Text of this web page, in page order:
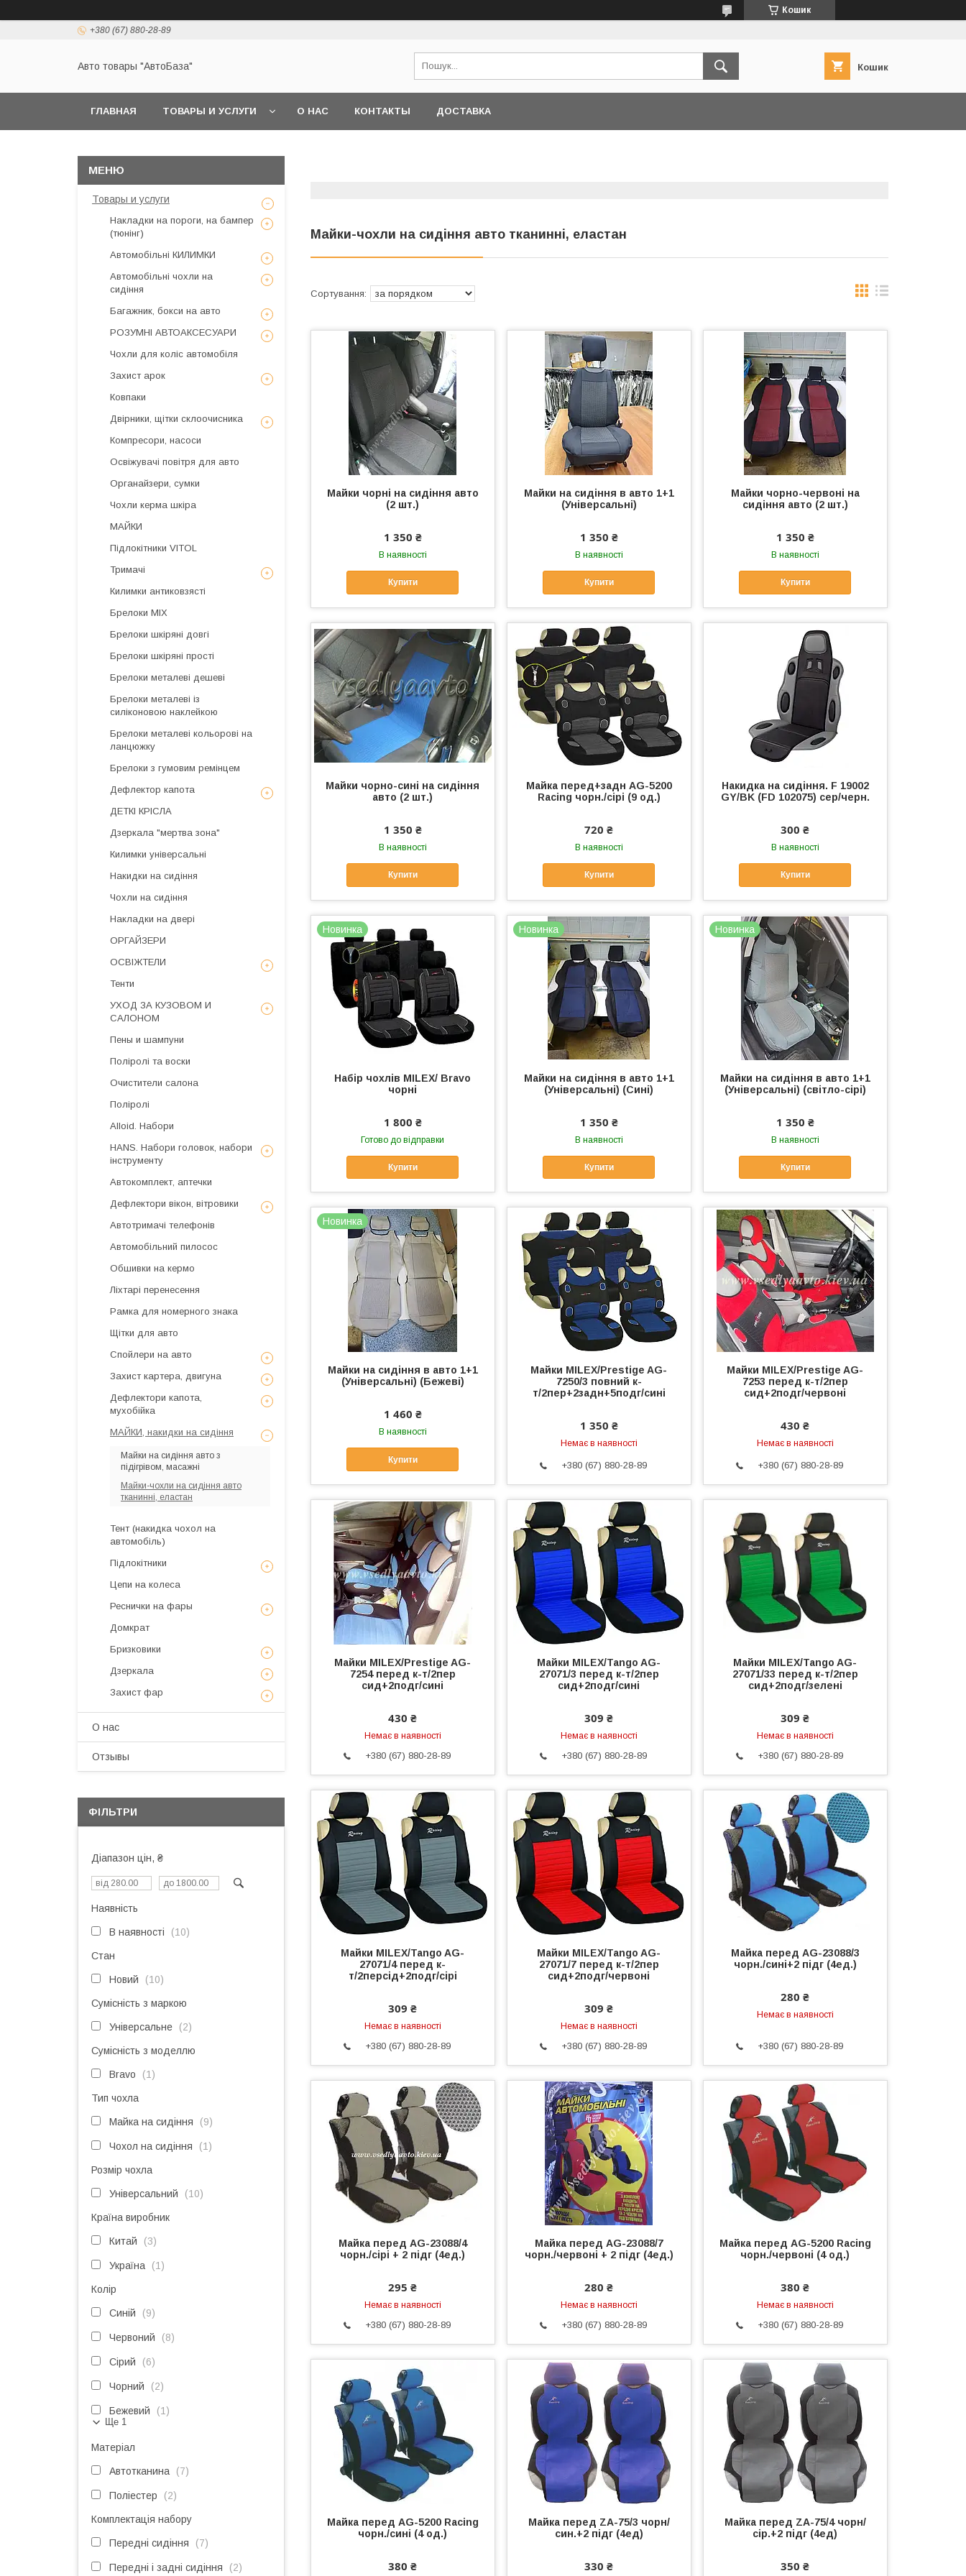
Кошик
+380 (67) 880-28-89
Авто товары "АвтоБаза" Кошик
ГЛАВНАЯ ТОВАРЫ И УСЛУГИ О НАС КОНТАКТЫ ДОСТАВКА
Майки-чохли на сидіння авто тканинні, еластан
Майки чорні на сидіння авто
(2 шт.)
1 350 ₴
В наявності
Купити
Майки на сидіння в авто 1+1
(Універсальні)
1 350 ₴
В наявності
Купити
Майки чорно-червоні на
сидіння авто (2 шт.)
1 350 ₴
В наявності
Купити
Майки чорно-сині на сидіння
авто (2 шт.)
1 350 ₴
В наявності
Купити
Майка перед+задн AG-5200
Racing чорн./сірі (9 од.)
720 ₴
В наявності
Купити
Накидка на сидіння. F 19002
GY/BK (FD 102075) сер/черн.
300 ₴
В наявності
Купити
Новинка
Набір чохлів MILEX/ Bravo
чорні
1 800 ₴
Готово до відправки
Купити
Новинка
Майки на сидіння в авто 1+1
(Універсальні) (Сині)
1 350 ₴
В наявності
Купити
Новинка
Майки на сидіння в авто 1+1
(Універсальні) (світло-сірі)
1 350 ₴
В наявності
Купити
Новинка
Майки на сидіння в авто 1+1
(Універсальні) (Бежеві)
1 460 ₴
В наявності
Купити
Майки MILEX/Prestige AG-
7250/3 повний к-
т/2пер+2задн+5подг/сині
1 350 ₴
Немає в наявності
+380 (67) 880-28-89
Майки MILEX/Prestige AG-
7253 перед к-т/2пер
сид+2подг/червоні
430 ₴
Немає в наявності
+380 (67) 880-28-89
Майки MILEX/Prestige AG-
7254 перед к-т/2пер
сид+2подг/сині
430 ₴
Немає в наявності
+380 (67) 880-28-89
Майки MILEX/Tango AG-
27071/3 перед к-т/2пер
сид+2подг/сині
309 ₴
Немає в наявності
+380 (67) 880-28-89
Майки MILEX/Tango AG-
27071/33 перед к-т/2пер
сид+2подг/зелені
309 ₴
Немає в наявності
+380 (67) 880-28-89
Майки MILEX/Tango AG-
27071/4 перед к-
т/2персід+2подг/сірі
309 ₴
Немає в наявності
+380 (67) 880-28-89
Майки MILEX/Tango AG-
27071/7 перед к-т/2пер
сид+2подг/червоні
309 ₴
Немає в наявності
+380 (67) 880-28-89
Майка перед AG-23088/3
чорн./сині+2 підг (4ед.)
280 ₴
Немає в наявності
+380 (67) 880-28-89
Майка перед AG-23088/4
чорн./сірі + 2 підг (4ед.)
295 ₴
Немає в наявності
+380 (67) 880-28-89
Майка перед AG-23088/7
чорн./червоні + 2 підг (4ед.)
280 ₴
Немає в наявності
+380 (67) 880-28-89
Майка перед AG-5200 Racing
чорн./червоні (4 од.)
380 ₴
Немає в наявності
+380 (67) 880-28-89
Майка перед AG-5200 Racing
чорн./сині (4 од.)
380 ₴
Майка перед ZA-75/3 чорн/
син.+2 підг (4ед)
330 ₴
Майка перед ZA-75/4 чорн/
сір.+2 підг (4ед)
350 ₴
Товары и услуги
Накладки на пороги, на бампер
(тюнінг)
Автомобільні КИЛИМКИ
Автомобільні чохли на
сидіння
Багажник, бокси на авто
РОЗУМНІ АВТОАКСЕСУАРИ
Чохли для коліс автомобіля
Захист арок
Ковпаки
Двірники, щітки склоочисника
Компресори, насоси
Освіжувачі повітря для авто
Органайзери, сумки
Чохли керма шкіра
МАЙКИ
Підлокітники VITOL
Тримачі
Килимки антиковзясті
Брелоки MIX
Брелоки шкіряні довгі
Брелоки шкіряні прості
Брелоки металеві дешеві
Брелоки металеві із
силіконовою наклейкою
Брелоки металеві кольорові на
ланцюжку
Брелоки з гумовим ремінцем
Дефлектор капота
ДЕТКІ КРІСЛА
Дзеркала "мертва зона"
Килимки універсальні
Накидки на сидіння
Чохли на сидіння
Накладки на двері
ОРГАЙЗЕРИ
ОСВІЖТЕЛИ
Тенти
УХОД ЗА КУЗОВОМ И
САЛОНОМ
Пены и шампуни
Поліролі та воски
Очистители салона
Поліролі
Alloid. Набори
HANS. Набори головок, набори
інструменту
Автокомплект, аптечки
Дефлектори вікон, вітровики
Автотримачі телефонів
Автомобільний пилосос
Обшивки на кермо
Ліхтарі перенесення
Рамка для номерного знака
Щітки для авто
Спойлери на авто
Захист картера, двигуна
Дефлектори капота,
мухобійка
МАЙКИ, накидки на сидіння
Майки на сидіння авто з
підігрівом, масажні
Майки-чохли на сидіння авто
тканинні, еластан
Тент (накидка чохол на
автомобіль)
Підлокітники
Цепи на колеса
Реснички на фары
Домкрат
Бризковики
Дзеркала
Захист фар
О нас
Отзывы
ФІЛЬТРИ
Діапазон цін, ₴
Наявність
В наявності 10
Стан
Новий 10
Сумісність з маркою
Універсальне 2
Сумісність з моделлю
Bravo 1
Тип чохла
Майка на сидіння 9
Чохол на сидіння 1
Розмір чохла
Універсальний 10
Країна виробник
Китай 3
Україна 1
Колір
Синій 9
Червоний 8
Сірий 6
Чорний 2
Бежевий 1
Ще 1
Матеріал
Автотканина 7
Поліестер 2
Комплектація набору
Передні сидіння 7
Передні і задні сидіння 2